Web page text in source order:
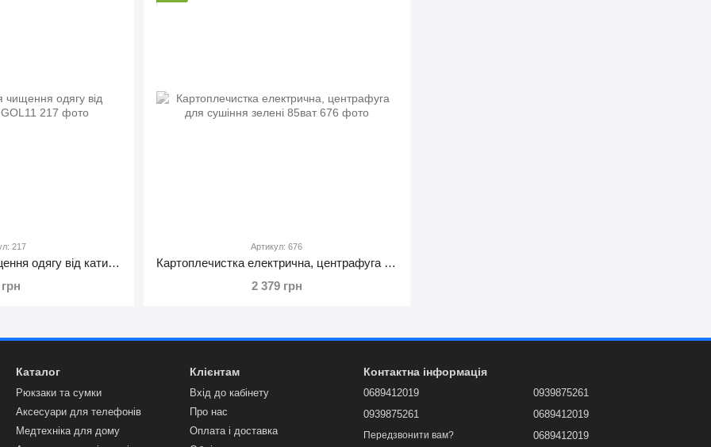
217
Електрощітки для чищення одягу від катишків TURBO GOL11
Артикул: 676
Картоплечистка електрична, центрафуга для сушіння зелені 85ват
2 379 грн
Каталог
Рюкзаки та сумки
Аксесуари для телефонів
Медтехніка для дому
Клієнтам
Вхід до кабінету
Про нас
Оплата і доставка
Контактна інформація
0689412019
0939875261
Передзвонити вам?
0939875261
0689412019
0689412019